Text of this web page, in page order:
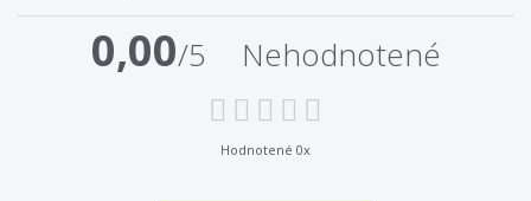
0,00/5 Nehodnotené
Hodnotené 0x